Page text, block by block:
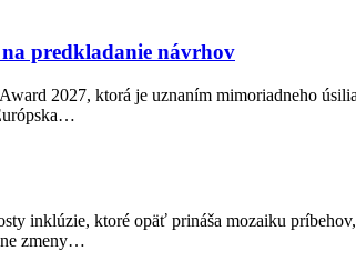
na predkladanie návrhov
2027, ktorá je uznaním mimoriadneho
inklúzie, ktoré opäť prináša mozaiku
zmeny…